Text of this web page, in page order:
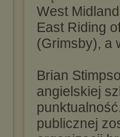
West
East Riding
(Grimsby), a
Brian
angielskiej
publicznej